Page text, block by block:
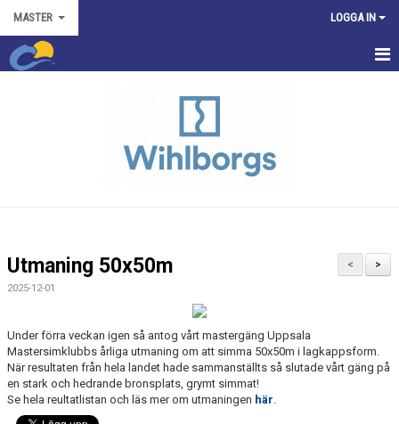
MASTER LOGGA IN
>
<
Utmaning 50x50m
2025-12-01
Under förra veckan igen så antog vårt mastergäng Uppsala
Mastersimklubbs årliga utmaning om att simma 50x50m i lagkappsform.
När resultaten från hela landet hade sammanställts så slutade vårt gäng på
en stark och hedrande bronsplats, grymt simmat!
Se hela reultatlistan och läs mer om utmaningen här.